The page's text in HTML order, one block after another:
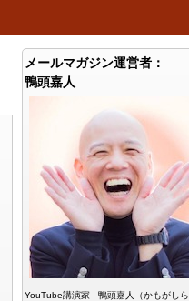
メールマガジン運営者：
鴨頭嘉人
YouTube講演家 鴨頭嘉人（かもがしら よしひと） 株